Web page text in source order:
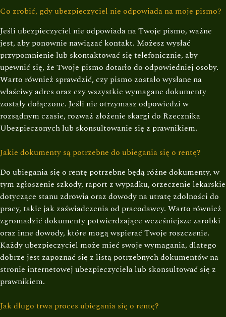
Co zrobić, gdy ubezpieczyciel nie odpowiada na moje pismo?
Jeśli ubezpieczyciel nie odpowiada na Twoje pismo, ważne
jest, aby ponownie nawiązać kontakt. Możesz wysłać
przypomnienie lub skontaktować się telefonicznie, aby
upewnić się, że Twoje pismo dotarło do odpowiedniej osoby.
Warto również sprawdzić, czy pismo zostało wysłane na
właściwy adres oraz czy wszystkie wymagane dokumenty
zostały dołączone. Jeśli nie otrzymasz odpowiedzi w
rozsądnym czasie, rozważ złożenie skargi do Rzecznika
Ubezpieczonych lub skonsultowanie się z prawnikiem.
Jakie dokumenty są potrzebne do ubiegania się o rentę?
Do ubiegania się o rentę potrzebne będą różne dokumenty, w
tym zgłoszenie szkody, raport z wypadku, orzeczenie lekarskie
dotyczące stanu zdrowia oraz dowody na utratę zdolności do
pracy, takie jak zaświadczenia od pracodawcy. Warto również
zgromadzić dokumenty potwierdzające wcześniejsze zarobki
oraz inne dowody, które mogą wspierać Twoje roszczenie.
Każdy ubezpieczyciel może mieć swoje wymagania, dlatego
dobrze jest zapoznać się z listą potrzebnych dokumentów na
stronie internetowej ubezpieczyciela lub skonsultować się z
prawnikiem.
Jak długo trwa proces ubiegania się o rentę?